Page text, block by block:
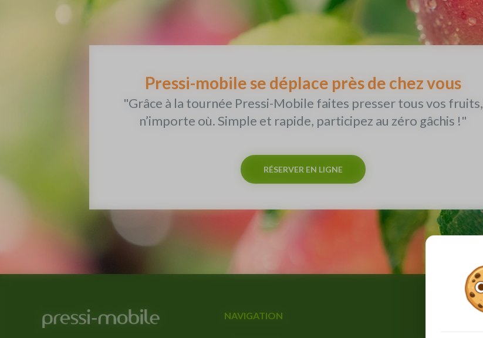
Pressi-mobile se déplace près de chez vous
"Grâce à la tournée Pressi-Mobile faites presser tous vos fruits,
n’importe où. Simple et rapide, participez au zéro gâchis !"
RÉSERVER EN LIGNE
NAVIGATION